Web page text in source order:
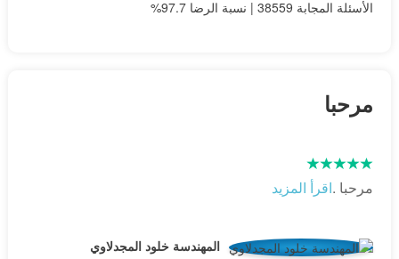
الأسئلة المجابة 38559 | نسبة الرضا 97.7%
مرحبا
مرحبا .اقرأ المزيد
المهندسة خلود المجدلاوي